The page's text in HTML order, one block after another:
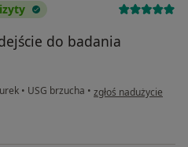
do badania
• USG brzucha • w opinii użytkownika
zgłoś nadużycie